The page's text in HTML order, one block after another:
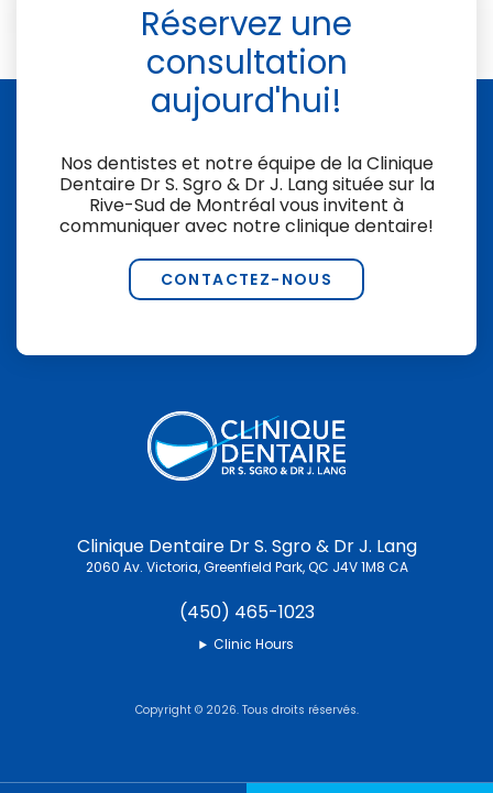
Réservez une
consultation
aujourd'hui!
Nos dentistes et notre équipe de laClinique
Dentaire Dr S. Sgro & Dr J. Langsituée sur la
Rive-Sud de Montréal vous invitent à
communiquer avec notre clinique dentaire!
CONTACTEZ-NOUS
Clinique Dentaire Dr S. Sgro & Dr J. Lang
2060 Av. Victoria Greenfield Park QC J4V 1M8 CA
(450) 465-1023
Clinic Hours
Copyright © 2026. Tous droits réservés.